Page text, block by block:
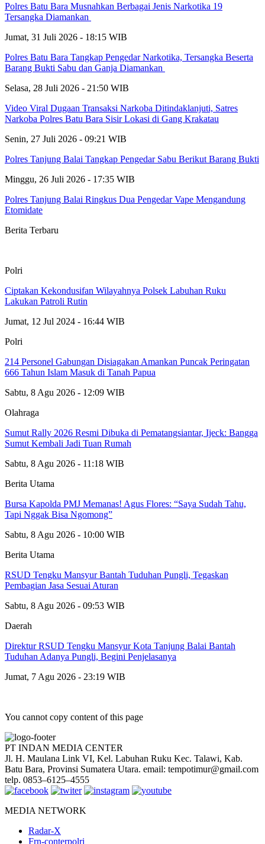
Polres Batu Bara Musnahkan Berbagai Jenis Narkotika 19
Tersangka Diamankan
Jumat, 31 Juli 2026 - 18:15 WIB
Polres Batu Bara Tangkap Pengedar Narkotika, Tersangka Beserta
Barang Bukti Sabu dan Ganja Diamankan
Selasa, 28 Juli 2026 - 21:50 WIB
Video Viral Dugaan Transaksi Narkoba Ditindaklanjuti, Satres
Narkoba Polres Batu Bara Sisir Lokasi di Gang Krakatau
Senin, 27 Juli 2026 - 09:21 WIB
Polres Tanjung Balai Tangkap Pengedar Sabu Berikut Barang Bukti
Minggu, 26 Juli 2026 - 17:35 WIB
Polres Tanjung Balai Ringkus Dua Pengedar Vape Mengandung
Etomidate
Berita Terbaru
Polri
Ciptakan Kekondusifan Wilayahnya Polsek Labuhan Ruku
Lakukan Patroli Rutin
Jumat, 12 Jul 2024 - 16:44 WIB
Polri
214 Personel Gabungan Disiagakan Amankan Puncak Peringatan
666 Tahun Islam Masuk di Tanah Papua
Sabtu, 8 Agu 2026 - 12:09 WIB
Olahraga
Sumut Rally 2026 Resmi Dibuka di Pematangsiantar, Ijeck: Bangga
Sumut Kembali Jadi Tuan Rumah
Sabtu, 8 Agu 2026 - 11:18 WIB
Berita Utama
Bursa Kapolda PMJ Memanas! Agus Flores: “Saya Sudah Tahu,
Tapi Nggak Bisa Ngomong”
Sabtu, 8 Agu 2026 - 10:00 WIB
Berita Utama
RSUD Tengku Mansyur Bantah Tuduhan Pungli, Tegaskan
Pembagian Jasa Sesuai Aturan
Sabtu, 8 Agu 2026 - 09:53 WIB
Daerah
Direktur RSUD Tengku Mansyur Kota Tanjung Balai Bantah
Tuduhan Adanya Pungli, Begini Penjelasanya
Jumat, 7 Agu 2026 - 23:19 WIB
You cannot copy content of this page
PT INDAN MEDIA CENTER
Jl. H. Maulana Link VI, Kel. Labuhan Ruku Kec. Talawi, Kab.
Batu Bara, Provinsi Sumatera Utara. email: tempotimur@gmail.com
telp. 0853–6125–4555
MEDIA NETWORK
Radar-X
Frn-conterpolri